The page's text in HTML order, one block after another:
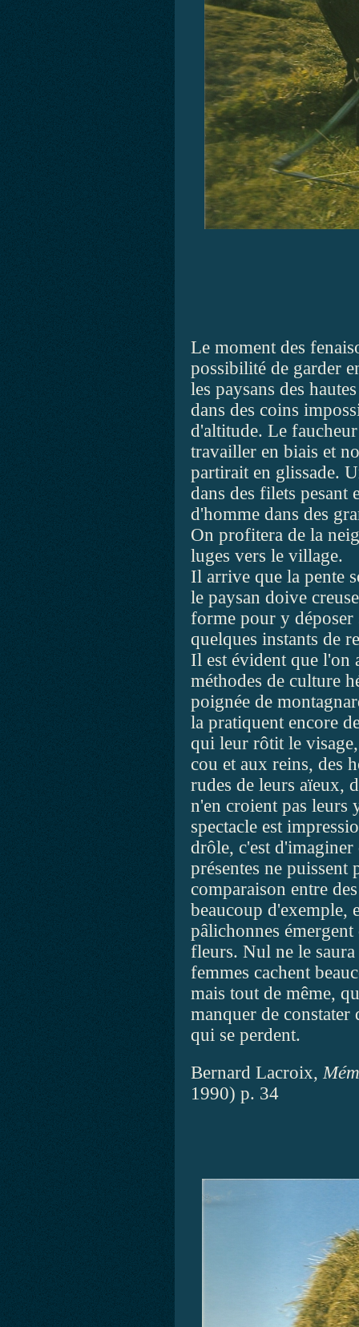
Le moment des
possibilité de garder
les paysans des
dans des coins
d'altitude. Le
travailler en biais et
partirait en glissade.
dans des filets
d'homme dans des
On profitera de la
luges vers le village.
Il arrive que la pente
le paysan doive
forme pour y déposer
quelques instants de
Il est évident que l'on
méthodes de culture
poignée de
la pratiquent encore
qui leur rôtit le
cou et aux reins, des
rudes de leurs aïeux,
n'en croient pas leurs
spectacle est
drôle, c'est d'imaginer
présentes ne puissent
comparaison entre
beaucoup d'exemple,
pâlichonnes émergent
fleurs. Nul ne le
femmes cachent
mais tout de même,
manquer de
qui se perdent.
Bernard Lacroix,
1990) p. 34